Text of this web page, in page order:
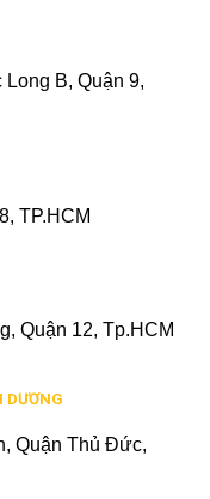
B, Quận 9,
TP.HCM
Quận 12, Tp.HCM
DƯƠNG
Quận Thủ Đức,